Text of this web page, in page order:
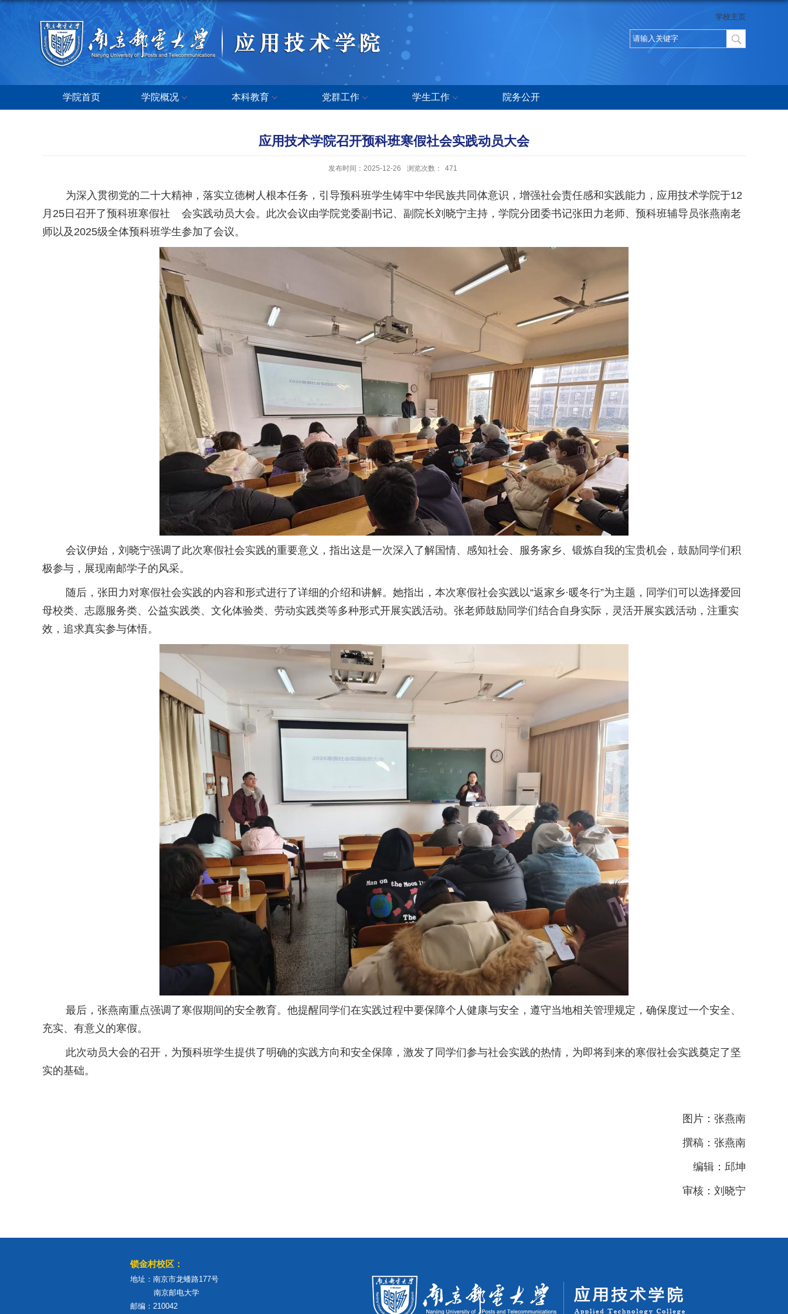
学校主页
学院首页 学院概况 本科教育 党群工作 学生工作 院务公开
应用技术学院召开预科班寒假社会实践动员大会
发布时间：2025-12-26 浏览次数： 471
为深入贯彻党的二十大精神，落实立德树人根本任务，引导预科班学生铸牢中华民族共同体意识，增强社会责任感和实践能力，应用技术学院于12
月25日召开了预科班寒假社 会实践动员大会。此次会议由学院党委副书记、副院长刘晓宁主持，学院分团委书记张田力老师、预科班辅导员张燕南老
师以及2025级全体预科班学生参加了会议。
会议伊始，刘晓宁强调了此次寒假社会实践的重要意义，指出这是一次深入了解国情、感知社会、服务家乡、锻炼自我的宝贵机会，鼓励同学们积
极参与，展现南邮学子的风采。
随后，张田力对寒假社会实践的内容和形式进行了详细的介绍和讲解。她指出，本次寒假社会实践以“返家乡·暖冬行”为主题，同学们可以选择爱回
母校类、志愿服务类、公益实践类、文化体验类、劳动实践类等多种形式开展实践活动。张老师鼓励同学们结合自身实际，灵活开展实践活动，注重实
效，追求真实参与体悟。
最后，张燕南重点强调了寒假期间的安全教育。他提醒同学们在实践过程中要保障个人健康与安全，遵守当地相关管理规定，确保度过一个安全、
充实、有意义的寒假。
此次动员大会的召开，为预科班学生提供了明确的实践方向和安全保障，激发了同学们参与社会实践的热情，为即将到来的寒假社会实践奠定了坚
实的基础。
图片：张燕南
撰稿：张燕南
编辑：邱坤
审核：刘晓宁
锁金村校区：
地址：南京市龙蟠路177号
南京邮电大学
邮编：210042